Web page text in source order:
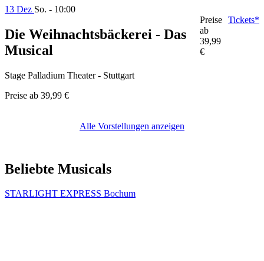
13 Dez So. - 10:00
Die Weihnachtsbäckerei - Das
Musical
Stage Palladium Theater - Stuttgart
Preise ab 39,99 €
Preise
ab
39,99
€
Tickets*
Alle Vorstellungen anzeigen
Beliebte Musicals
STARLIGHT EXPRESS Bochum